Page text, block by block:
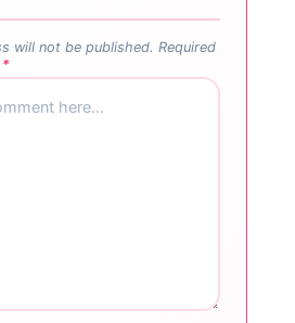
will not be published. Required
*